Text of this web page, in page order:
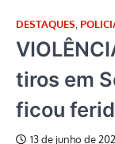
DESTAQUES
tiros em
ficou
13 de junho de